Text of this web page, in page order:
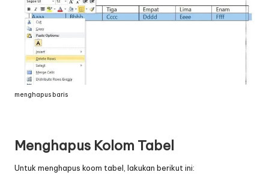
menghapus baris
Menghapus Kolom Tabel
Untuk menghapus koom tabel, lakukan berikut ini: